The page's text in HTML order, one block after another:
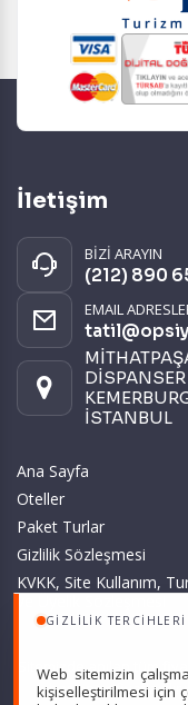
GIZLILIK TERCIHLERI
Web sitemizin
kişiselleştirilmesi için
İletişim
BİZİ ARAYIN
(212) 890
EMAIL
İSTANBUL
Ana Sayfa
Oteller
Paket Turlar
Gizlilik Sözleşmesi
KVKK, Site Kullanım,
Sitemizde anılan tüm
başlangıç